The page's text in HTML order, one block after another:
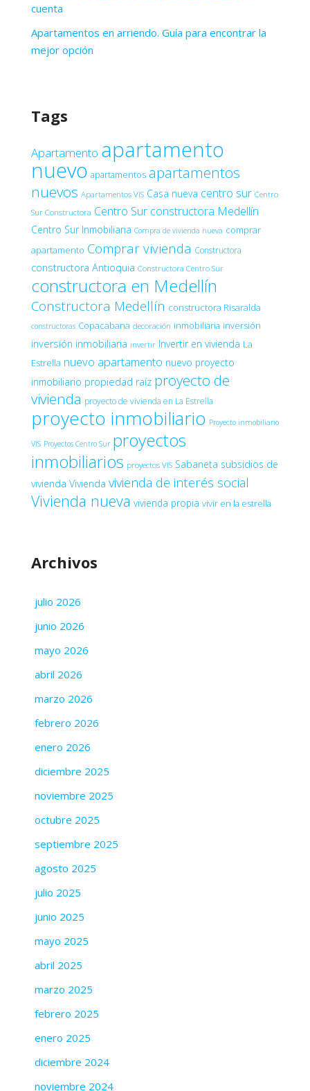
cuenta
Apartamentos en arriendo. Guía para encontrar la
mejor opción
Tags
Apartamento apartamento
nuevo apartamentos apartamentos
nuevos Apartamentos VIS Casa nueva centro sur Centro
Sur Constructora Centro Sur constructora Medellín
Centro Sur Inmobiliaria Compra de vivienda nueva comprar
apartamento Comprar vivienda Constructora
constructora Antioquia Constructora Centro Sur
constructora en Medellín
Constructora Medellín constructora Risaralda
constructoras Copacabana decoración inmobiliaria inversión
inversión inmobiliaria invertir Invertir en vivienda La
Estrella nuevo apartamento nuevo proyecto
inmobiliario propiedad raíz proyecto de
vivienda proyecto de vivienda en La Estrella
proyecto inmobiliario Proyecto inmobiliario
VIS Proyectos Centro Sur proyectos
inmobiliarios proyectos VIS Sabaneta subsidios de
vivienda Vivienda vivienda de interés social
Vivienda nueva vivienda propia vivir en la estrella
Archivos
julio 2026
junio 2026
mayo 2026
abril 2026
marzo 2026
febrero 2026
enero 2026
diciembre 2025
noviembre 2025
octubre 2025
septiembre 2025
agosto 2025
julio 2025
junio 2025
mayo 2025
abril 2025
marzo 2025
febrero 2025
enero 2025
diciembre 2024
noviembre 2024